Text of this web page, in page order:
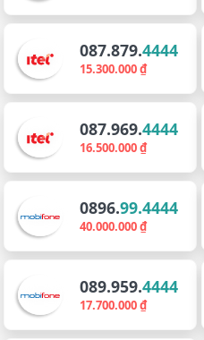
087.879.4444
15.300.000 ₫
087.969.4444
16.500.000 ₫
0896.99.4444
40.000.000 ₫
089.959.4444
17.700.000 ₫